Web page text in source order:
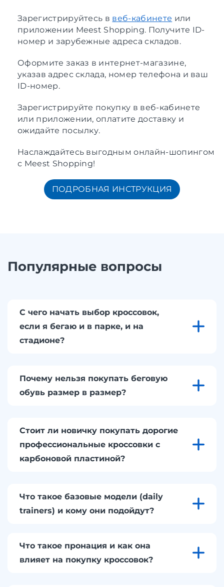
Зарегистрируйтесь в веб-кабинете или
приложении Meest Shopping. Получите ID-
номер и зарубежные адреса складов.
Оформите заказ в интернет-магазине,
указав адрес склада, номер телефона и ваш
ID-номер.
Зарегистрируйте покупку в веб-кабинете
или приложении, оплатите доставку и
ожидайте посылку.
Наслаждайтесь выгодным онлайн-шопингом
с Meest Shopping!
ПОДРОБНАЯ ИНСТРУКЦИЯ
Популярные вопросы
С чего начать выбор кроссовок,
если я бегаю и в парке, и на
стадионе?
Почему нельзя покупать беговую
обувь размер в размер?
Стоит ли новичку покупать дорогие
профессиональные кроссовки с
карбоновой пластиной?
Что такое базовые модели (daily
trainers) и кому они подойдут?
Что такое пронация и как она
влияет на покупку кроссовок?